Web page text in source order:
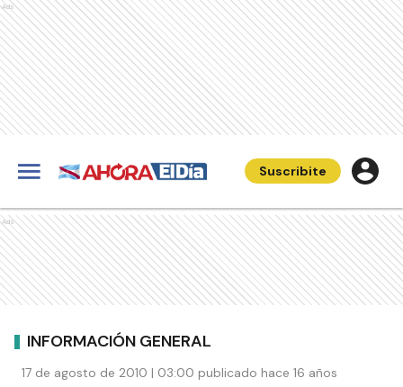
Ads
Suscribite
Ads
INFORMACIÓN GENERAL
17 de agosto de 2010 | 03:00 publicado hace 16 años